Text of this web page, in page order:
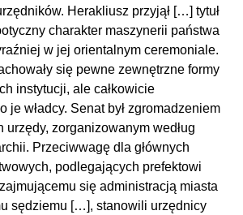
Herakliusz przyjął […] tytuł
charakter maszynerii państwa
w jej orientalnym ceremoniale.
się pewne zewnętrzne formy
instytucji, ale całkowicie
je władcy. Senat był zgromadzeniem
urzędy, zorganizowanym według
Przeciwwagę dla głównych
podlegających prefektowi
się administracją miasta
sędziemu […], stanowili urzędnicy